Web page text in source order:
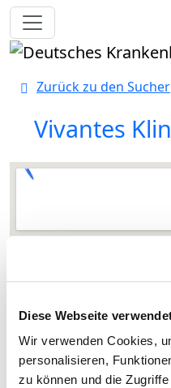
Diese Webseite
Wir verwenden Cookies,
personalisieren,
zu können und die
Toggle navigation
Zurück zu den
Vivantes